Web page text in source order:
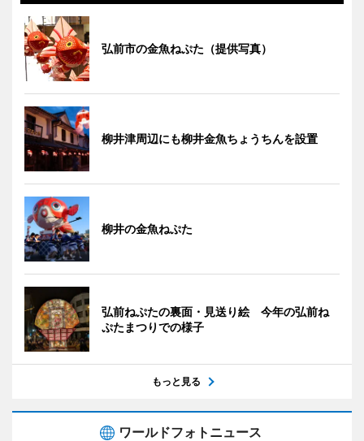
弘前市の金魚ねぷた（提供写真）
柳井津周辺にも柳井金魚ちょうちんを設置
柳井の金魚ねぷた
弘前ねぷたの裏面・見送り絵 今年の弘前ね
ぷたまつりでの様子
もっと見る
ワールドフォトニュース